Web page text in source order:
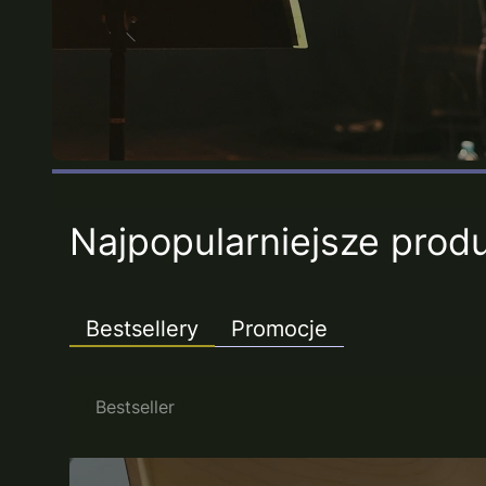
Najpopularniejsze
Bestsellery Promocje
Bestseller